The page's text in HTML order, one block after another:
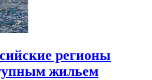
регионы
жильем